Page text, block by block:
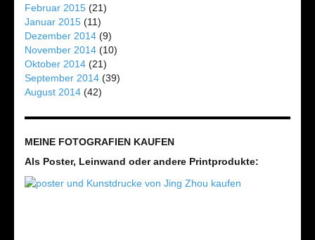
Februar 2015 (21)
Januar 2015 (11)
Dezember 2014 (9)
November 2014 (10)
Oktober 2014 (21)
September 2014 (39)
August 2014 (42)
MEINE FOTOGRAFIEN KAUFEN
Als Poster, Leinwand oder andere Printprodukte: